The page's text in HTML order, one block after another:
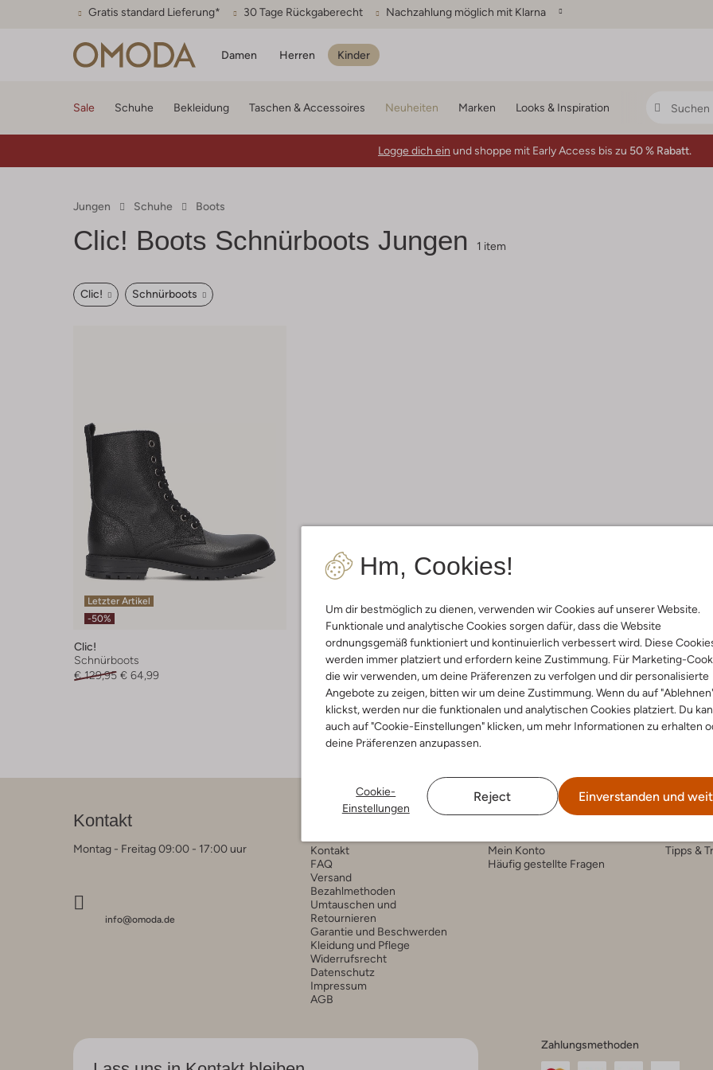
Gratis standard Lieferung* 30 Tage Rückgaberecht Nachzahlung möglich mit Klarna
Damen Herren Kinder
Hm, Cookies!
Um dir bestmöglich zu dienen, verwenden wir Cookies auf unserer Website.
Funktionale und analytische Cookies sorgen dafür, dass die Website
ordnungsgemäß funktioniert und kontinuierlich verbessert wird. Diese
werden immer platziert und erfordern keine Zustimmung. Für Marketing-
die wir verwenden, um deine Präferenzen zu verfolgen und dir personalisierte
Angebote zu zeigen, bitten wir um deine Zustimmung. Wenn du auf
klickst, werden nur die funktionalen und analytischen Cookies platziert. Du
auch auf "Cookie-Einstellungen" klicken, um mehr Informationen zu erhalten
deine Präferenzen anzupassen.
Cookie-
Einstellungen
Reject Einverstanden und
Sale Schuhe Bekleidung Taschen & Accessoires Neuheiten Marken Looks & Inspiration
Logge dich ein und shoppe mit Early Access bis zu 50 % Rabatt.
Jungen Schuhe Boots
Clic! Boots Schnürboots Jungen 1 item
Clic! Schnürboots
Letzter Artikel
-50%
Clic!
Schnürboots
€ 129,95 € 64,99
Kontakt
Montag - Freitag 09:00 - 17:00 uur
info@omoda.de
Kundenservice
Kontakt
FAQ
Versand
Bezahlmethoden
Umtauschen und
Retournieren
Garantie und Beschwerden
Kleidung und Pflege
Widerrufsrecht
Datenschutz
Impressum
AGB
Account
Mein Konto
Häufig gestellte Fragen
Tipps &
Zahlungsmethoden